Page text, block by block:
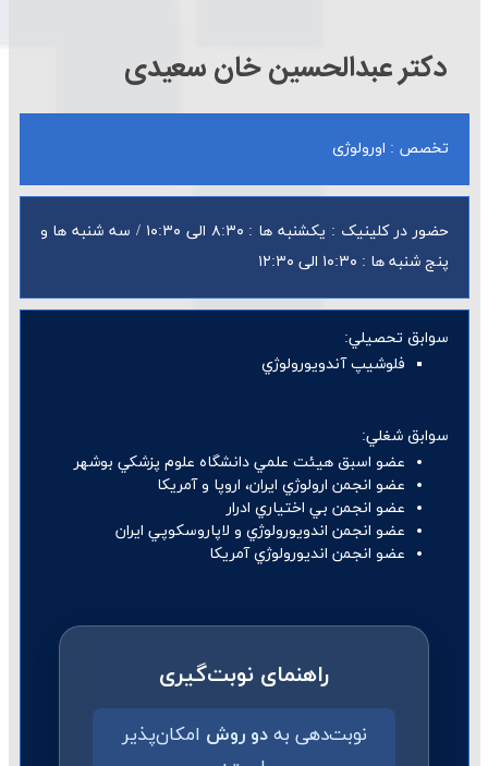
دکتر عبدالحسین خان سعیدی
تخصص : اورولوژی
حضور در کلینیک : یکشنبه ها : ۸:۳۰ الی ۱۰:۳۰ / سه شنبه ها و
پنج شنبه ها : ۱۰:۳۰ الی ۱۲:۳۰
سوابق تحصيلي:
فلوشيپ آندويورولوژي
سوابق شغلي:
عضو اسبق هيئت علمي دانشگاه علوم پزشكي بوشهر
عضو انجمن ارولوژي ايران، اروپا و آمريكا
عضو انجمن بي اختياري ادرار
عضو انجمن اندويورولوژي و لاپاروسكوپي ايران
عضو انجمن انديورولوژي آمريكا
راهنمای نوبت‌گیری
نوبت‌دهی بهدو روش امکان‌پذیر